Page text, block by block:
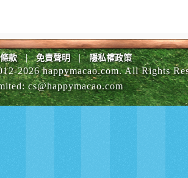
款 | 免責聲明 | 隱私權政策
2026 happymacao.com. All Rights
:cs@happymacao.com